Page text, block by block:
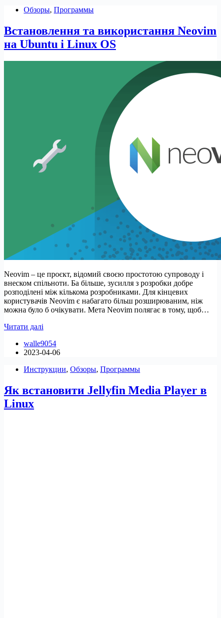
Обзоры, Программы
Встановлення та використання Neovim
на Ubuntu і Linux OS
Neovim – це проєкт, відомий своєю простотою супроводу і
внеском спільноти. Ба більше, зусилля з розробки добре
розподілені між кількома розробниками. Для кінцевих
користувачів Neovim є набагато більш розширюваним, ніж
можна було б очікувати. Мета Neovim полягає в тому, щоб…
Читати далі
використання
Neovim
Ubuntu
Linux
OS
walle9054
2023-04-06
Инструкции, Обзоры, Программы
Як встановити Jellyfin Media Player в
Linux